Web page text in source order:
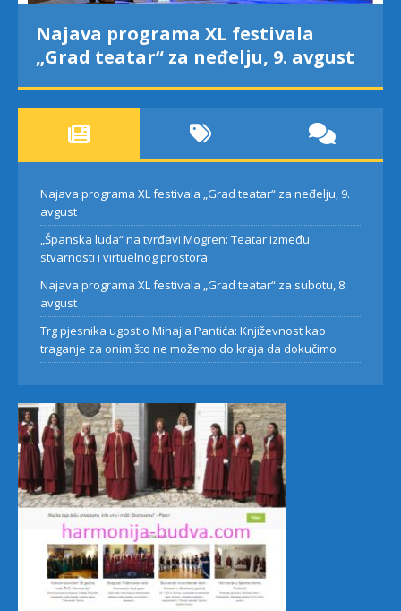
Najava programa XL festivala
„Grad teatar“ za neđelju, 9. avgust
Najava programa XL festivala „Grad teatar“ za neđelju, 9.
avgust
„Španska luda“ na tvrđavi Mogren: Teatar između
stvarnosti i virtuelnog prostora
Najava programa XL festivala „Grad teatar“ za subotu, 8.
avgust
Trg pjesnika ugostio Mihajla Pantića: Književnost kao
traganje za onim što ne možemo do kraja da dokučimo